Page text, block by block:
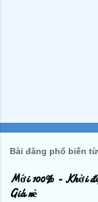
Bài đăng phổ biến
Mới 100% - Khởi
Giá rẻ